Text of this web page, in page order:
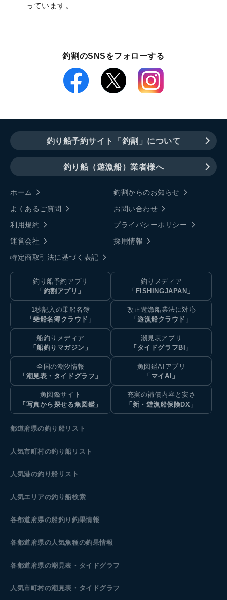
っています。
釣割のSNSをフォローする
釣り船予約サイト「釣割」について
釣り船（遊漁船）業者様へ
ホーム
釣割からのお知らせ
よくあるご質問
お問い合わせ
利用規約
プライバシーポリシー
運営会社
採用情報
特定商取引法に基づく表記
釣り船予約アプリ
「釣割アプリ」
釣りメディア
「FISHINGJAPAN」
1秒記入の乗船名簿
「乗船名簿クラウド」
改正遊漁船業法に対応
「遊漁船クラウド」
船釣りメディア
「船釣りマガジン」
潮見表アプリ
「タイドグラフBI」
全国の潮汐情報
「潮見表・タイドグラフ」
魚図鑑AIアプリ
「マイAI」
魚図鑑サイト
「写真から探せる魚図鑑」
充実の補償内容と安さ
「新・遊漁船保険DX」
都道府県の釣り船リスト
人気市町村の釣り船リスト
人気港の釣り船リスト
人気エリアの釣り船検索
各都道府県の船釣り釣果情報
各都道府県の人気魚種の釣果情報
各都道府県の潮見表 ・タイドグラフ
人気市町村の潮見表・タイドグラフ